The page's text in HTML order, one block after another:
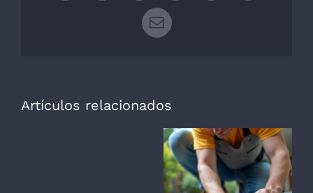
Correo
Artículos relacionados